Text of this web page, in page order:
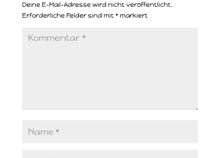
Deine E-Mail-Adresse wird nicht veröffentlicht.
Erforderliche Felder sind mit * markiert